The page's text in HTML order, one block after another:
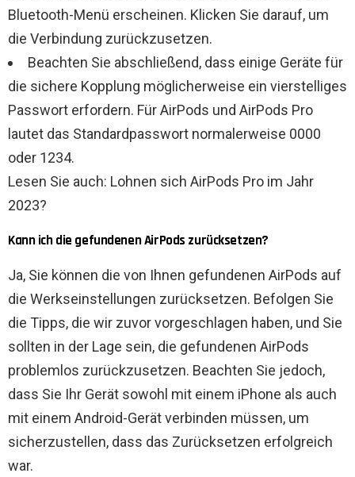
Bluetooth-Menü erscheinen. Klicken Sie darauf, um
die Verbindung zurückzusetzen.
Beachten Sie abschließend, dass einige Geräte für
die sichere Kopplung möglicherweise ein vierstelliges
Passwort erfordern. Für AirPods und AirPods Pro
lautet das Standardpasswort normalerweise 0000
oder 1234.
Lesen Sie auch: Lohnen sich AirPods Pro im Jahr
2023?
Kann ich die gefundenen AirPods zurücksetzen?
Ja, Sie können die von Ihnen gefundenen AirPods auf
die Werkseinstellungen zurücksetzen. Befolgen Sie
die Tipps, die wir zuvor vorgeschlagen haben, und Sie
sollten in der Lage sein, die gefundenen AirPods
problemlos zurückzusetzen. Beachten Sie jedoch,
dass Sie Ihr Gerät sowohl mit einem iPhone als auch
mit einem Android-Gerät verbinden müssen, um
sicherzustellen, dass das Zurücksetzen erfolgreich
war.